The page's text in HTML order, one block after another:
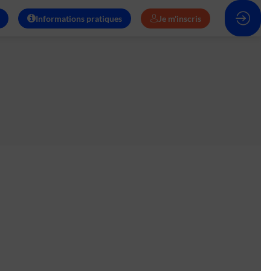
Informations pratiques Je m'inscris